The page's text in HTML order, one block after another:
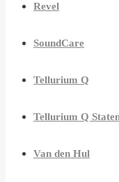
Revel
SoundCare
Tellurium Q
Tellurium Q
Van den Hul